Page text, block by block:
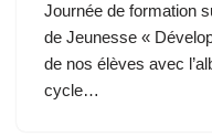
Journée de formation
de Jeunesse «
de nos élèves avec
cycle…